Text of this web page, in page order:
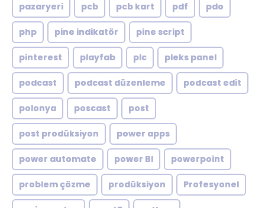
pazaryeri pcb pcb kart pdf pdo
php pine indikatör pine script
pinterest playfab plc pleks panel
podcast podcast düzenleme podcast edit
polonya poscast post
post prodüksiyon power apps
power automate power BI powerpoint
problem çözme prodüksiyon Profesyonel